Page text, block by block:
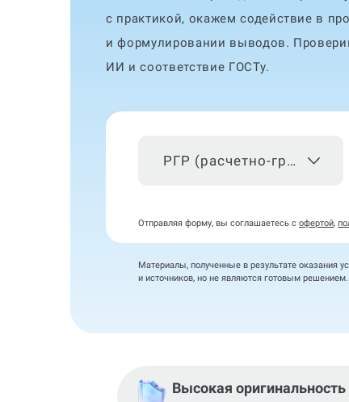
с практикой, окажем содействие в
и формулировании выводов.
ИИ и соответствие ГОСТу.
РГР (расчетно-графическая работа)
Отправляя форму, вы соглашаетесь с офертой,
Материалы, полученные в результате оказания
и источников, но не являются готовым решением.
Высокая оригинальность